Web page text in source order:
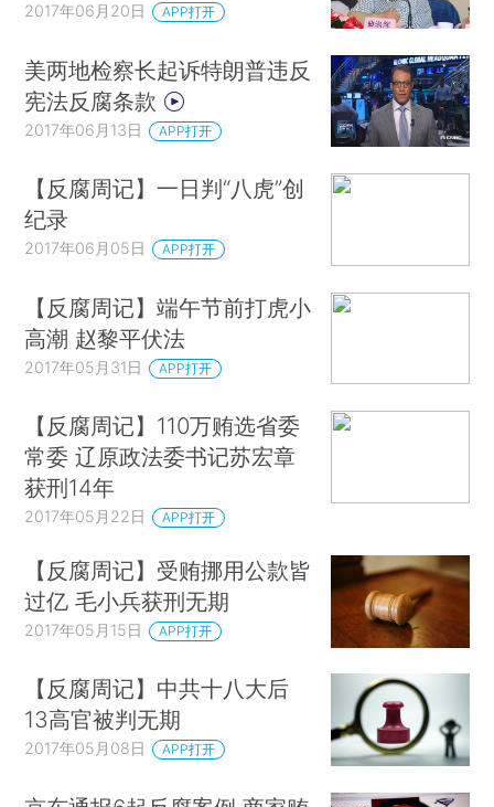
2017年06月20日 APP打开
美两地检察长起诉特朗普违反
宪法反腐条款
2017年06月13日 APP打开
【反腐周记】一日判“八虎”创
纪录
2017年06月05日 APP打开
【反腐周记】端午节前打虎小
高潮 赵黎平伏法
2017年05月31日 APP打开
【反腐周记】110万贿选省委
常委 辽原政法委书记苏宏章
获刑14年
2017年05月22日 APP打开
【反腐周记】受贿挪用公款皆
过亿 毛小兵获刑无期
2017年05月15日 APP打开
【反腐周记】中共十八大后
13高官被判无期
2017年05月08日 APP打开